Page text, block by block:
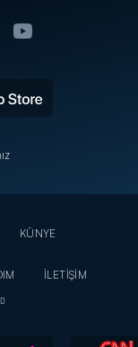
KÜNYE
İLETİŞİM